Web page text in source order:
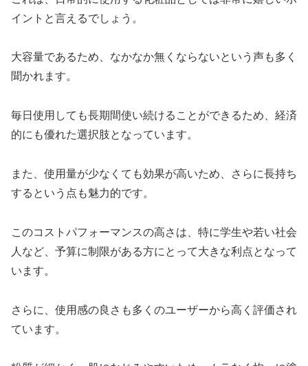
イントと言えるでしょう。
大容量であるため、なかなか無くならないという声も多く
聞かれます。
毎日使用しても長期間使い続けることができるため、経済
的にも優れた選択肢となっています。
また、使用量が少なくても効果が高いため、さらに長持ち
するという点も魅力的です。
このコストパフォーマンスの高さは、特に学生や若い社会
人など、予算に制限がある方にとって大きな利点となって
います。
さらに、使用感の良さも多くのユーザーから高く評価され
ています。